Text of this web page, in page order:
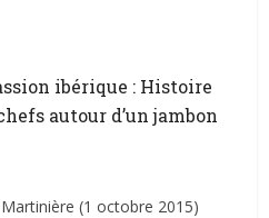
ibérique : Histoire
autour d’un jambon
(1 octobre 2015)